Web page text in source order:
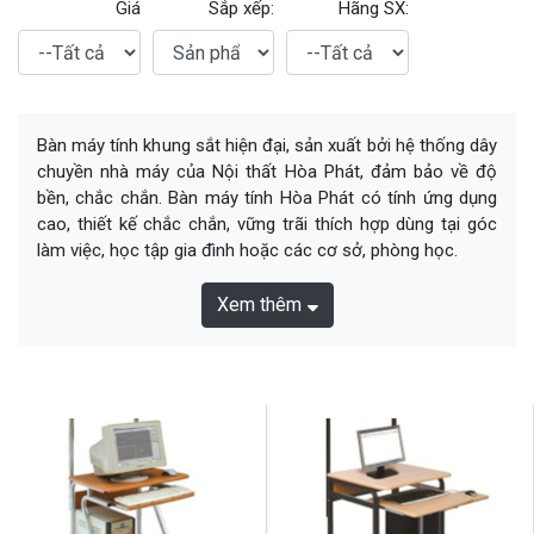
Giá Sắp xếp: Hãng SX:
Bàn máy tính khung sắt hiện đại, sản xuất bởi hệ thống dây
chuyền nhà máy của Nội thất Hòa Phát, đảm bảo về độ
bền, chắc chắn. Bàn máy tính Hòa Phát có tính ứng dụng
cao, thiết kế chắc chắn, vững trãi thích hợp dùng tại góc
làm việc, học tập gia đình hoặc các cơ sở, phòng học.
Xem thêm